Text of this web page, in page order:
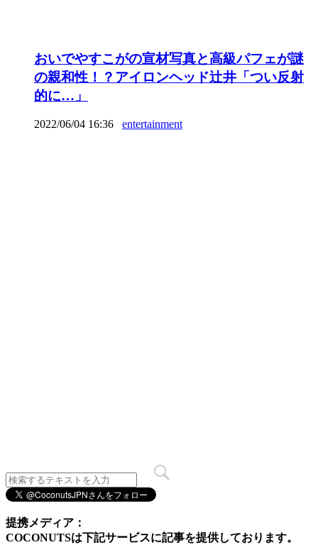
おいでやすこがの宣材写真と高級パフェが謎
の親和性！？アイロンヘッド辻井「つい反射
的に…」
2022/06/04 16:36 entertainment
提携メディア：
COCONUTSは下記サービスに記事を提供しております。